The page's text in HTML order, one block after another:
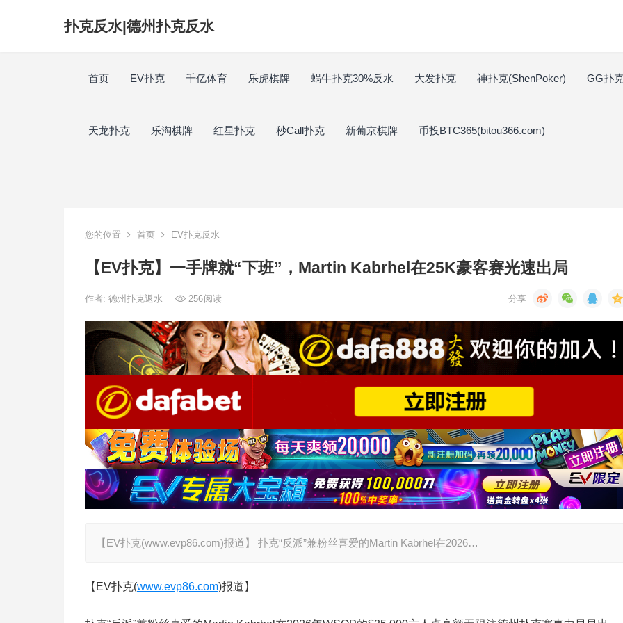
扑克反水|德州扑克反水
首页 EV扑克 千亿体育 乐虎棋牌 蜗牛扑克30%反水 大发扑克 神扑克(ShenPoker) GG扑
天龙扑克 乐淘棋牌 红星扑克 秒Call扑克 新葡京棋牌 币投BTC365(bitou366.com)
您的位置 首页 EV扑克反水
【EV扑克】一手牌就“下班”，Martin Kabrhel在25K豪客赛光速出局
作者: 德州扑克返水 256阅读
【EV扑克(www.evp86.com)报道】 扑克“反派”兼粉丝喜爱的Martin Kabrhel在2026…
【EV扑克(www.evp86.com)报道】